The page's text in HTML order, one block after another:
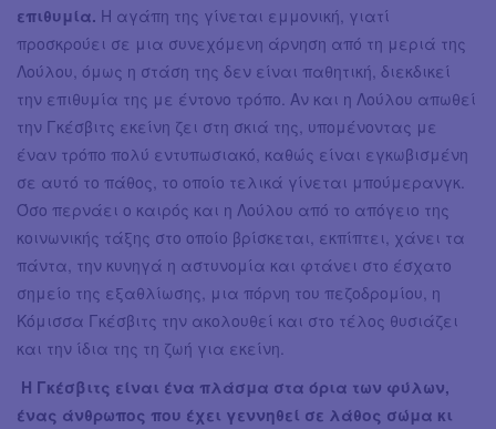
επιθυμία. Η αγάπη της γίνεται εμμονική, γιατί
προσκρούει σε μια συνεχόμενη άρνηση από τη μεριά της
Λούλου, όμως η στάση της δεν είναι παθητική, διεκδικεί
την επιθυμία της με έντονο τρόπο. Αν και η Λούλου απωθεί
την Γκέσβιτς εκείνη ζει στη σκιά της, υπομένοντας με
έναν τρόπο πολύ εντυπωσιακό, καθώς είναι εγκωβισμένη
σε αυτό το πάθος, το οποίο τελικά γίνεται μπούμερανγκ.
Όσο περνάει ο καιρός και η Λούλου από το απόγειο της
κοινωνικής τάξης στο οποίο βρίσκεται, εκπίπτει, χάνει τα
πάντα, την κυνηγά η αστυνομία και φτάνει στο έσχατο
σημείο της εξαθλίωσης, μια πόρνη του πεζοδρομίου, η
Κόμισσα Γκέσβιτς την ακολουθεί και στο τέλος θυσιάζει
και την ίδια της τη ζωή για εκείνη.
Η Γκέσβιτς είναι ένα πλάσμα στα όρια των φύλων,
ένας άνθρωπος που έχει γεννηθεί σε λάθος σώμα κι